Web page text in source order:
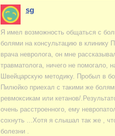
sg
Я имел возможность общаться с
болями на консультацию в клинику
врача невролога, он мне
травматолога, ничего не помогало,
Швейцарскую методику. Пробыл в
Пилюйко приехал с такими же
ревмоксикам или кетанов/
очень расстроенного, ему
сохнуть ...Хотя я слышал так же ,
болезни .